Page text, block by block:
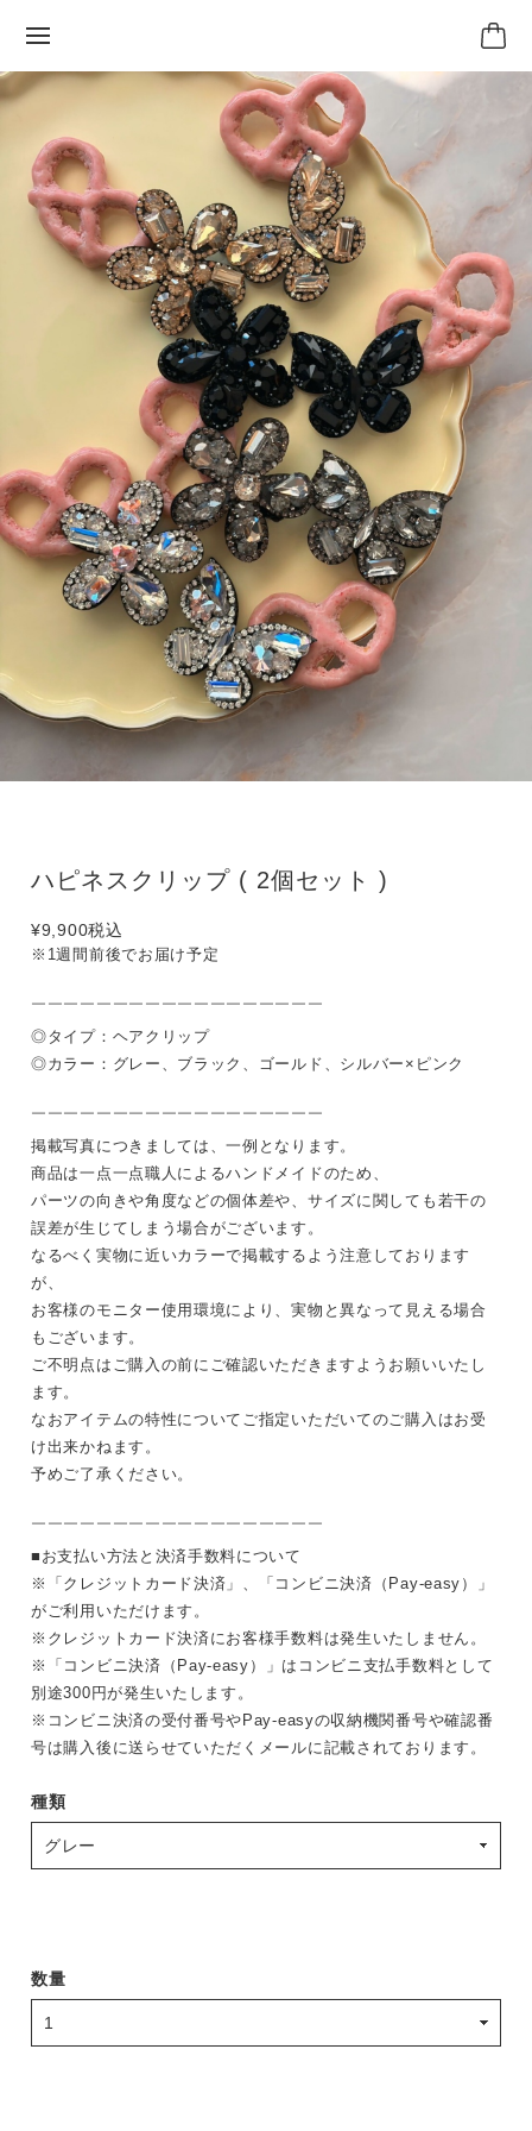
ハピネスクリップ ( 2個セット )
¥9,900税込
※1週間前後でお届け予定
￣￣￣￣￣￣￣￣￣￣￣￣￣￣￣￣￣￣
◎タイプ：ヘアクリップ
◎カラー：グレー、ブラック、ゴールド、シルバー×ピンク
￣￣￣￣￣￣￣￣￣￣￣￣￣￣￣￣￣￣
掲載写真につきましては、一例となります。
商品は一点一点職人によるハンドメイドのため、
パーツの向きや角度などの個体差や、サイズに関しても若干の
誤差が生じてしまう場合がございます。
なるべく実物に近いカラーで掲載するよう注意しております
が、
お客様のモニター使用環境により、実物と異なって見える場合
もございます。
ご不明点はご購入の前にご確認いただきますようお願いいたし
ます。
なおアイテムの特性についてご指定いただいてのご購入はお受
け出来かねます。
予めご了承ください。
￣￣￣￣￣￣￣￣￣￣￣￣￣￣￣￣￣￣
■お支払い方法と決済手数料について
※「クレジットカード決済」、「コンビニ決済（Pay-easy）」
がご利用いただけます。
※クレジットカード決済にお客様手数料は発生いたしません。
※「コンビニ決済（Pay-easy）」はコンビニ支払手数料として
別途300円が発生いたします。
※コンビニ決済の受付番号やPay-easyの収納機関番号や確認番
号は購入後に送らせていただくメールに記載されております。
種類
数量